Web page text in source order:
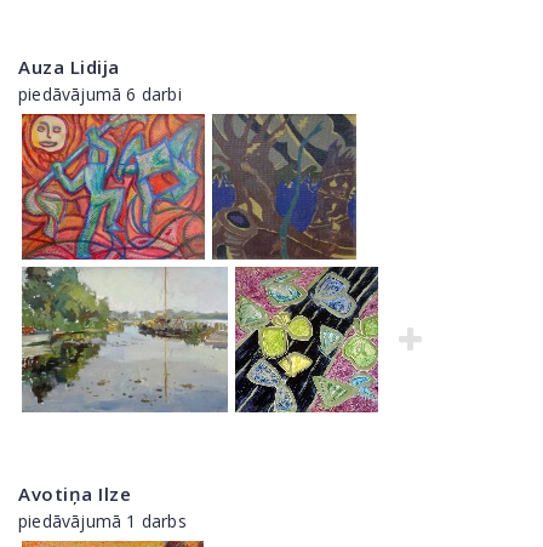
Auza Lidija
piedāvājumā 6 darbi
Avotiņa Ilze
piedāvājumā 1 darbs